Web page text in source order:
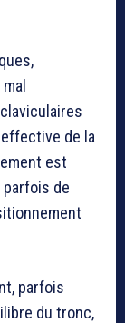
de la
est
parfois de
parfois
du tronc,